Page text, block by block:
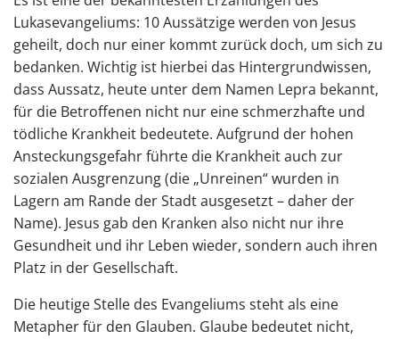
Lukasevangeliums: 10 Aussätzige werden von Jesus
geheilt, doch nur einer kommt zurück doch, um sich zu
bedanken. Wichtig ist hierbei das Hintergrundwissen,
dass Aussatz, heute unter dem Namen Lepra bekannt,
für die Betroffenen nicht nur eine schmerzhafte und
tödliche Krankheit bedeutete. Aufgrund der hohen
Ansteckungsgefahr führte die Krankheit auch zur
sozialen Ausgrenzung (die „Unreinen“ wurden in
Lagern am Rande der Stadt ausgesetzt – daher der
Name). Jesus gab den Kranken also nicht nur ihre
Gesundheit und ihr Leben wieder, sondern auch ihren
Platz in der Gesellschaft.
Die heutige Stelle des Evangeliums steht als eine
Metapher für den Glauben. Glaube bedeutet nicht,